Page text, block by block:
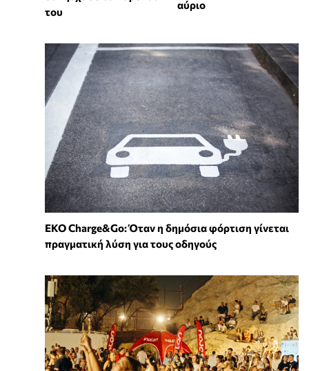
του
αύριο
EKO Charge&Go: Όταν η δημόσια φόρτιση γίνεται
πραγματική λύση για τους οδηγούς